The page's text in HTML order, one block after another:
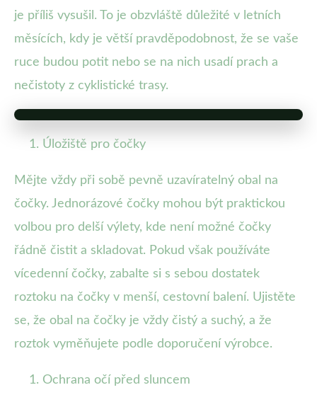
je příliš vysušil. To je obzvláště důležité v letních
měsících, kdy je větší pravděpodobnost, že se vaše
ruce budou potit nebo se na nich usadí prach a
nečistoty z cyklistické trasy.
Úložiště pro čočky
Mějte vždy při sobě pevně uzavíratelný obal na
čočky. Jednorázové čočky mohou být praktickou
volbou pro delší výlety, kde není možné čočky
řádně čistit a skladovat. Pokud však používáte
vícedenní čočky, zabalte si s sebou dostatek
roztoku na čočky v menší, cestovní balení. Ujistěte
se, že obal na čočky je vždy čistý a suchý, a že
roztok vyměňujete podle doporučení výrobce.
Ochrana očí před sluncem